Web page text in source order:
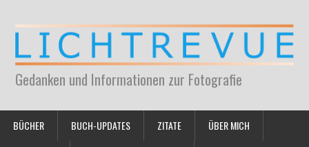
Gedanken und Informationen zur Fotografie
BÜCHER BUCH-UPDATES ZITATE ÜBER MICH